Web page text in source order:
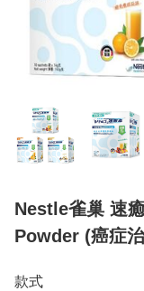
Nestle雀巢 速
Powder (癌症
款式